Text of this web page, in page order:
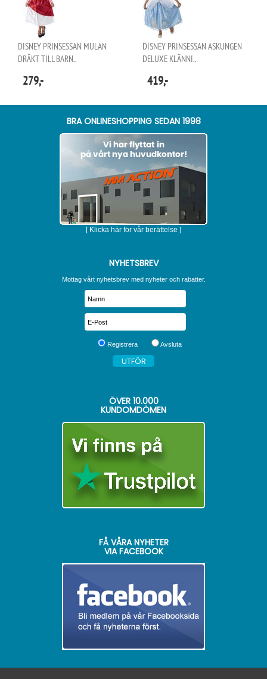
DISNEY PRINSESSAN MULAN
DRÄKT TILL BARN..
279,-
DISNEY PRINSESSAN ASKUNGEN
DELUXE KLÄNNI..
419,-
BRA ONLINESHOPPING SEDAN 1998
[ Klicka här för vår berättelse ]
NYHETSBREV
Mottag vårt nyhetsbrev med nyheter och rabatter.
Registrera Avsluta
ÖVER 10.000
KUNDOMDÖMEN
FÅ VÅRA NYHETER
VIA FACEBOOK